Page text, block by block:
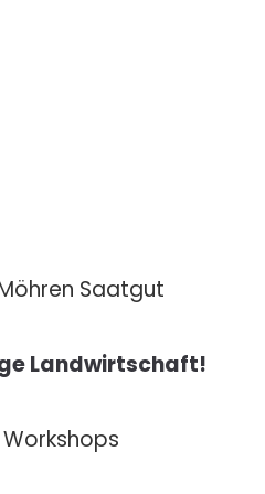
Saatgut
Landwirtschaft!